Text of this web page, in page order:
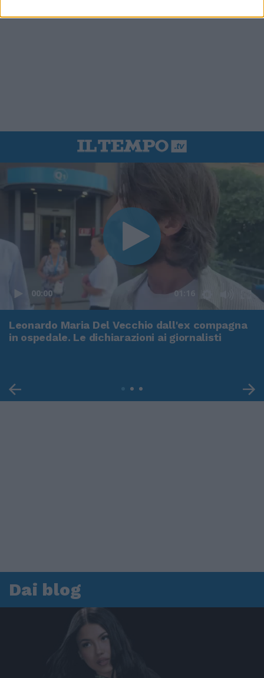
00:00 01:16
Leonardo Maria Del Vecchio dall'ex compagna
in ospedale. Le dichiarazioni ai giornalisti
Dai blog